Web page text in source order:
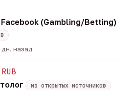
(Gambling/Betting)
назад
из открытых источников